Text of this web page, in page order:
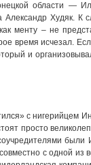
области —
Александр Худяк. К
менту – не
время исчезал.
и
с нигерийцем
просто
с одной из